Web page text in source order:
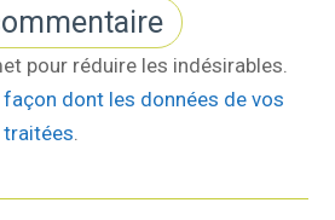
pour réduire les indésirables.
façon dont les données de vos